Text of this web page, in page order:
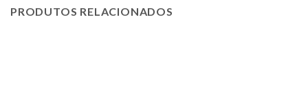
PRODUTOS RELACIONADOS